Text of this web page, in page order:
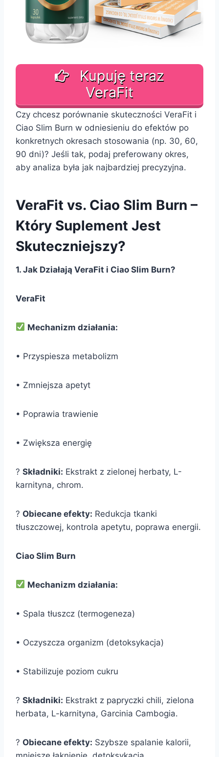
Kupuję teraz
VeraFit
Czy chcesz porównanie skuteczności VeraFit i
Ciao Slim Burn w odniesieniu do efektów po
konkretnych okresach stosowania (np. 30, 60,
90 dni)? Jeśli tak, podaj preferowany okres,
aby analiza była jak najbardziej precyzyjna.
VeraFit vs. Ciao Slim Burn –
Który Suplement Jest
Skuteczniejszy?
1. Jak Działają VeraFit i Ciao Slim Burn?
VeraFit
Mechanizm działania:
• Przyspiesza metabolizm
• Zmniejsza apetyt
• Poprawia trawienie
• Zwiększa energię
? Składniki: Ekstrakt z zielonej herbaty, L-
karnityna, chrom.
? Obiecane efekty: Redukcja tkanki
tłuszczowej, kontrola apetytu, poprawa energii.
Ciao Slim Burn
Mechanizm działania:
• Spala tłuszcz (termogeneza)
• Oczyszcza organizm (detoksykacja)
• Stabilizuje poziom cukru
? Składniki: Ekstrakt z papryczki chili, zielona
herbata, L-karnityna, Garcinia Cambogia.
? Obiecane efekty: Szybsze spalanie kalorii,